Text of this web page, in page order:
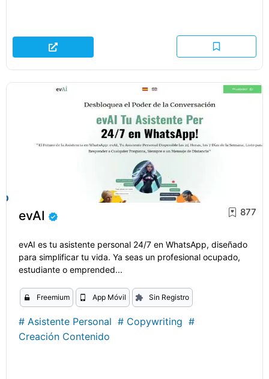
evAI 877
evAI es tu asistente personal 24/7 en WhatsApp, diseñado
para simplificar tu vida. Ya seas un profesional ocupado,
estudiante o emprended...
Freemium App Móvil Sin Registro
# Asistente Personal # Copywriting #
Creación Contenido